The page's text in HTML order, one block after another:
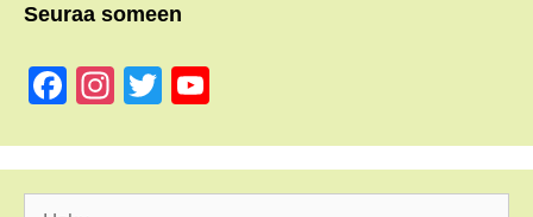
Seuraa someen
F
c
e
In
a
gr
T
tt
er
u
T